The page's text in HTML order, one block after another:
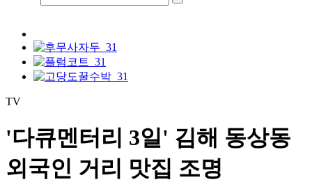
TV
'다큐멘터리 3일' 김해 동상동
외국인 거리 맛집 조명